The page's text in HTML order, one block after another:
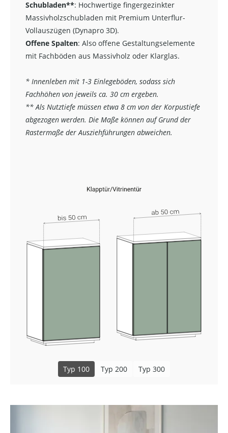
Schubladen**: Hochwertige fingergezinkter
Massivholzschubladen mit Premium Unterflur-
Vollauszügen (Dynapro 3D).
Offene Spalten: Also offene Gestaltungselemente
mit Fachböden aus Massivholz oder Klarglas.
* Innenleben mit 1-3 Einlegeböden, sodass sich
Fachhöhen von jeweils ca. 30 cm ergeben.
** Als Nutztiefe müssen etwa 8 cm von der Korpustiefe
abgezogen werden. Die Maße können auf Grund der
Rastermaße der Ausziehführungen abweichen.
Typ 100 Typ 200 Typ 300